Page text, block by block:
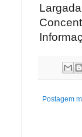
Postagem